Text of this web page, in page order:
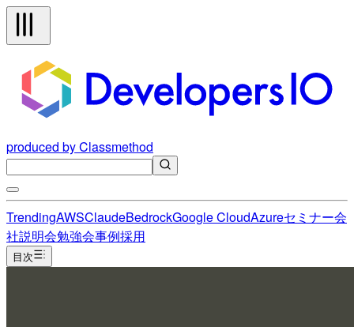
produced by Classmethod
TrendingAWSClaudeBedrockGoogle CloudAzureセミナー会
社説明会勉強会事例採用
目次